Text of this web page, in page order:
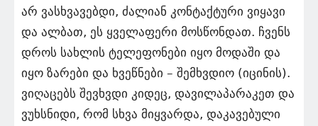
არ ვასხვავებდი, ძალიან კონტაქტური ვიყავი
და ალბათ, ეს ყველაფერი მოსწონდათ. ჩვენს
დროს სახლის ტელეფონები იყო მოდაში და
იყო ზარები და ხვეწნები – შემხვდიო (იცინის).
ვიღაცებს შევხვდი კიდეც, დავილაპარაკეთ და
ვუხსნიდი, რომ სხვა მიყვარდა, დაკავებული